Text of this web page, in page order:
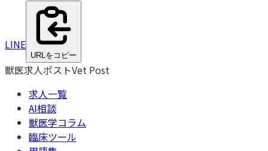
LINE
URLをコピー
獣医求人ポストVet Post
求人一覧
AI相談
獣医学コラム
臨床ツール